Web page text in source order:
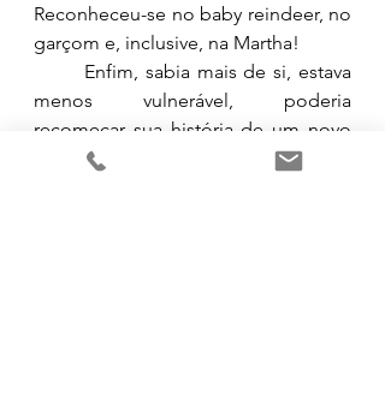
Reconheceu-se no baby reindeer, no
garçom e, inclusive, na Martha!
menos vulnerável, poderia
recomeçar sua história de um novo